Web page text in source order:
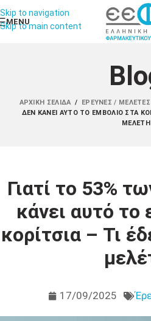
Skip to navigation
Skip to main content
MENU
ΑΡΧΙΚΉ ΣΕΛΊΔΑ / ΈΡΕΥΝΕΣ / ΜΕΛΈΤΕΣ
ΔΕΝ ΚΆΝΕΙ ΑΥΤΌ ΤΟ ΕΜΒΌΛΙΟ ΣΤΑ
ΜΕΛΈΤΗ
Γιατί το 53%
κάνει αυτό το
κορίτσια – Τι
17/09/2025